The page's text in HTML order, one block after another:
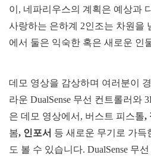
이, 네파리우스의 계획은 예상과
사랑하는 은하계 2인조는 차원을
에서 둘은 익숙한 혹은 새로운 인
데모 영상을 감상하며 여러분이
라운 DualSense 무선 컨트롤러와
은 데모 영상에서, 버스트 피스톨,
봄, 인포서 등 새로운 무기로 가득
도 볼 수 있습니다. DualSense 무